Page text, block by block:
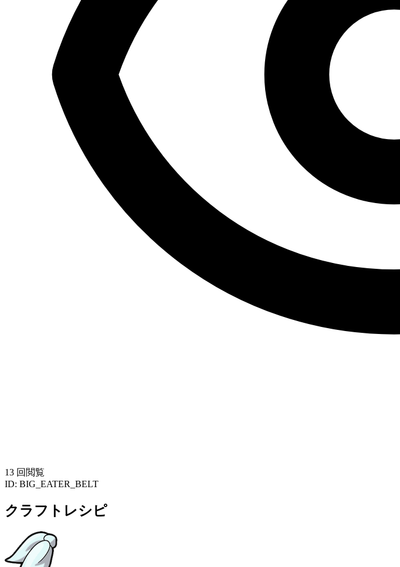
13 回閲覧
ID: BIG_EATER_BELT
クラフトレシピ